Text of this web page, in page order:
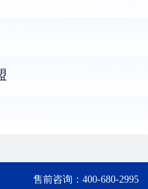
售前咨询： 400-680-2995